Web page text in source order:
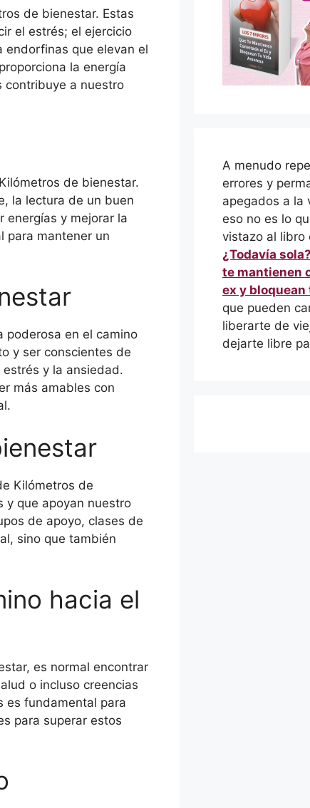
de bienestar. Estas
el estrés; el ejercicio
endorfinas que elevan el
la energía
contribuye a nuestro
de bienestar.
la lectura de un buen
energías y mejorar la
para mantener un
poderosa en el camino
y ser conscientes de
y la ansiedad.
más amables con
Kilómetros de
y que apoyan nuestro
de apoyo, clases de
sino que también
hacia el
es normal encontrar
o incluso creencias
es fundamental para
para superar estos
A menudo
errores y
apegados a la
eso no es lo
vistazo al libro
¿Todavía
te mantienen
ex y bloquean
que pueden
liberarte de
dejarte libre